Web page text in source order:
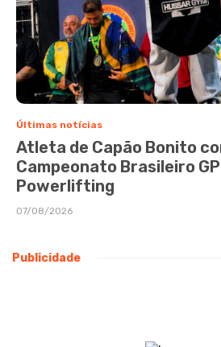
Últimas notícias
Atleta de Capão Bonito
Campeonato Brasileiro
Powerlifting
07/08/2026
Publicidade